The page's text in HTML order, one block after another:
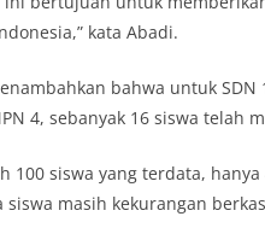
ini,
diantisipasi
puncak
Kedekatan
kehadiran
kata Abadi.
bahwa untuk
4, sebanyak 16 siswa telah
100 siswa yang terdata,
siswa masih kekurangan